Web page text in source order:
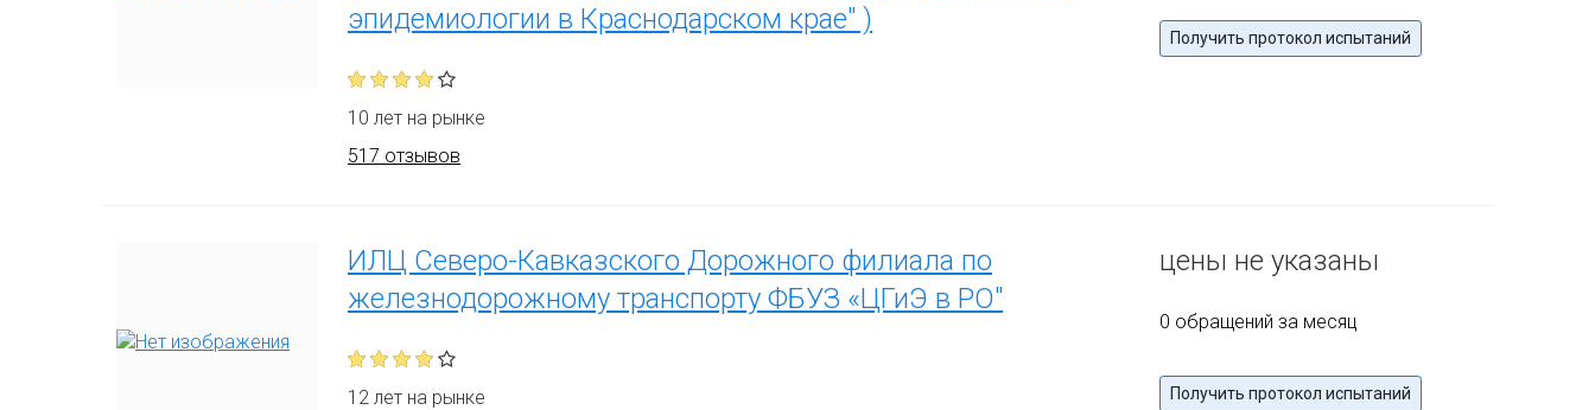
эпидемиологии в Краснодарском крае" )
10 лет на рынке
517 отзывов
Получить протокол испытаний
ИЛЦ Северо-Кавказского Дорожного филиала по
железнодорожному транспорту ФБУЗ «ЦГиЭ в РО"
12 лет на рынке
цены не указаны
0 обращений за месяц
Получить протокол испытаний